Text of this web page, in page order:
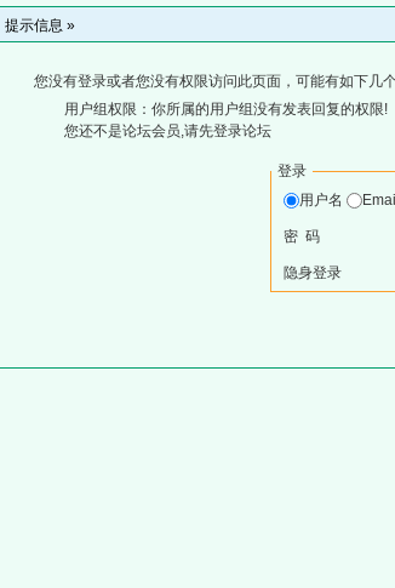
提示信息 »
您没有登录或者您没有权限访问此页面，可能有如下几
用户组权限：你所属的用户组没有发表回复的权限!
您还不是论坛会员,请先登录论坛
登录
用户名
Email
密 码
隐身登录